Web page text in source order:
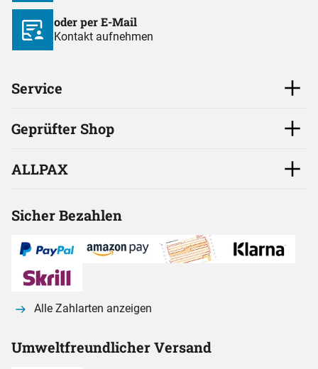
oder per E-Mail
Kontakt aufnehmen
Service
Geprüfter Shop
ALLPAX
Sicher Bezahlen
Alle Zahlarten anzeigen
Umweltfreundlicher Versand